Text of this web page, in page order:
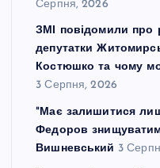
Серпня, 2026
ЗМІ повідомили про
депутатки
Костюшко та чому
3 Серпня, 2026
"Має залишитися
Федоров
Вишневський 3